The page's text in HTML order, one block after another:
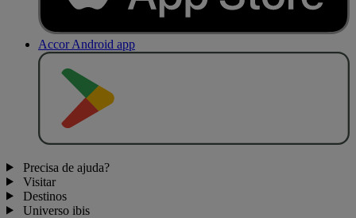
Accor Android app
Precisa de ajuda?
Visitar
Destinos
Universo ibis